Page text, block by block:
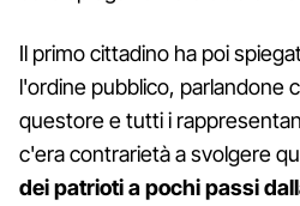
Il primo cittadino ha poi
l'ordine pubblico, parlandone
questore e tutti i
c'era contrarietà a svolgere
dei patrioti a pochi passi